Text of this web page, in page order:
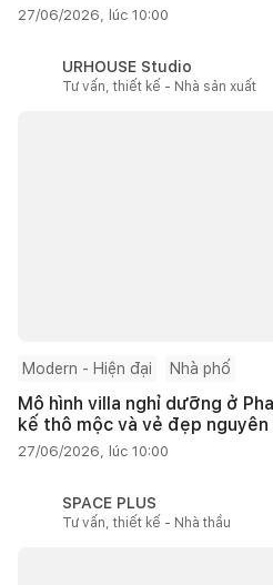
27/06/2026, lúc 10:00
URHOUSE Studio
Tư vấn, thiết kế - Nhà sản xuất
Modern - Hiện đại Nhà phố
Mô hình villa nghỉ dưỡng ở
kế thô mộc và vẻ đẹp nguyên
27/06/2026, lúc 10:00
SPACE PLUS
Tư vấn, thiết kế - Nhà thầu